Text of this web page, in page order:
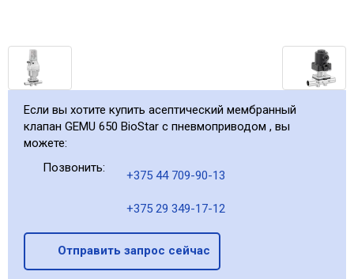
Если вы хотите купить асептический мембранный
клапан GEMU 650 BioStar с пневмоприводом , вы
можете:
Позвонить:
+375 44 709-90-13
+375 29 349-17-12
Отправить запрос сейчас